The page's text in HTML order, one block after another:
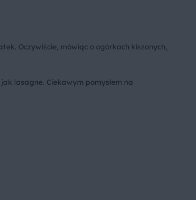
Oczywiście, mówiąc o ogórkach kiszonych,
lasagne. Ciekawym pomysłem na